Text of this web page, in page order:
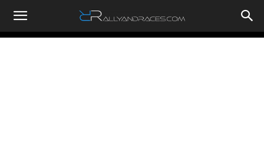
RallyandRaces.com